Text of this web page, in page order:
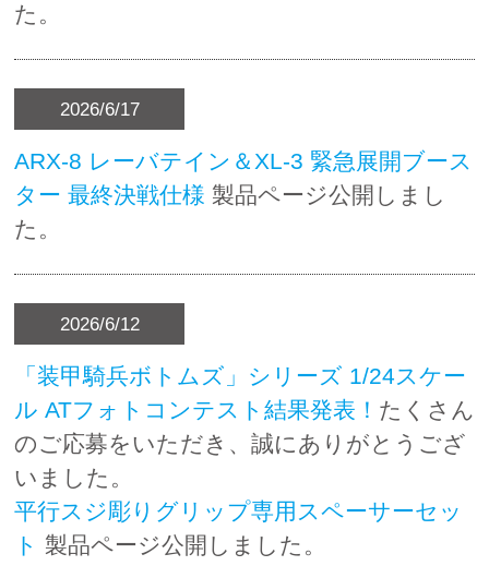
た。
2026/6/17
ARX-8 レーバテイン＆XL-3 緊急展開ブース
ター 最終決戦仕様 製品ページ公開しまし
た。
2026/6/12
「装甲騎兵ボトムズ」シリーズ 1/24スケー
ル ATフォトコンテスト結果発表！ たくさん
のご応募をいただき、誠にありがとうござ
いました。
平行スジ彫りグリップ専用スペーサーセッ
ト 製品ページ公開しました。